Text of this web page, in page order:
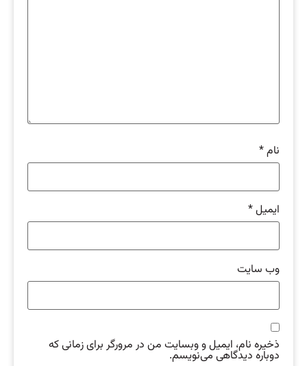
نام*
ایمیل*
وب‌ سایت
ذخیره نام، ایمیل و وبسایت من در مرورگر برای زمانی که
دوباره دیدگاهی می‌نویسم.